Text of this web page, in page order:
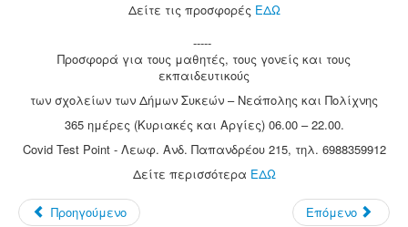
Δείτε τις προσφορές ΕΔΩ
-----
Προσφορά για τους μαθητές, τους γονείς και τους
εκπαιδευτικούς
των σχολείων των Δήμων Συκεών – Νεάπολης και Πολίχνης
365 ημέρες (Κυριακές και Αργίες) 06.00 – 22.00.
Covid Test Point - Λεωφ. Ανδ. Παπανδρέου 215, τηλ. 6988359912
Δείτε περισσότερα ΕΔΩ
Προηγούμενο Επόμενο